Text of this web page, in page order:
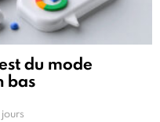
du mode
bas